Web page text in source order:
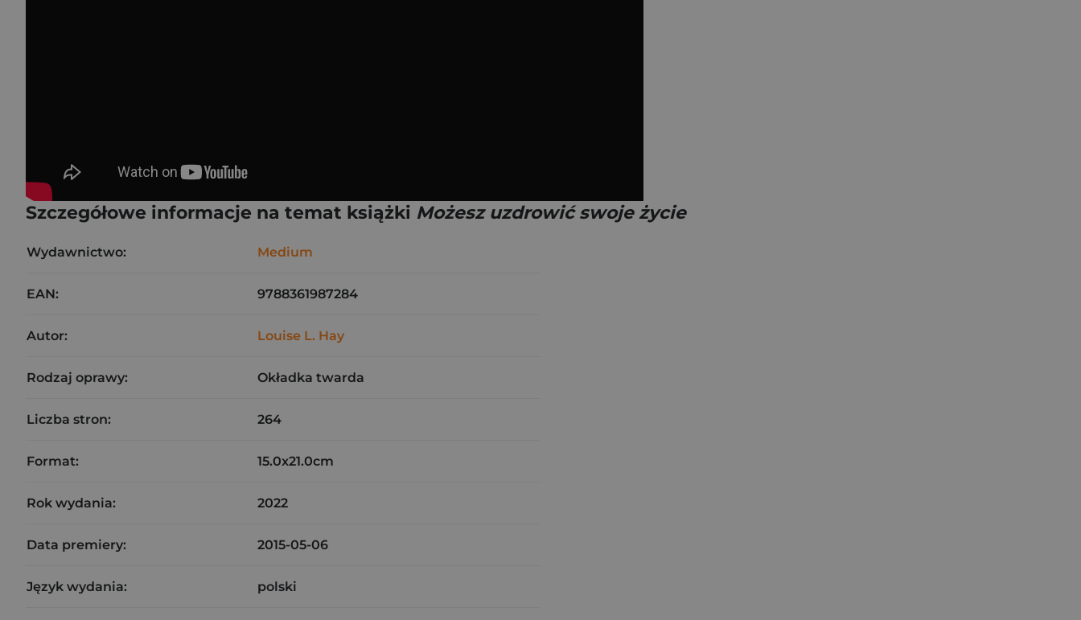
Szczegółowe informacje na temat książki Możesz uzdrowić swoje życie
Wydawnictwo: Medium
EAN: 9788361987284
Autor: Louise L. Hay
Rodzaj oprawy: Okładka twarda
Liczba stron: 264
Format: 15.0x21.0cm
Rok wydania: 2022
Data premiery: 2015-05-06
Język wydania: polski